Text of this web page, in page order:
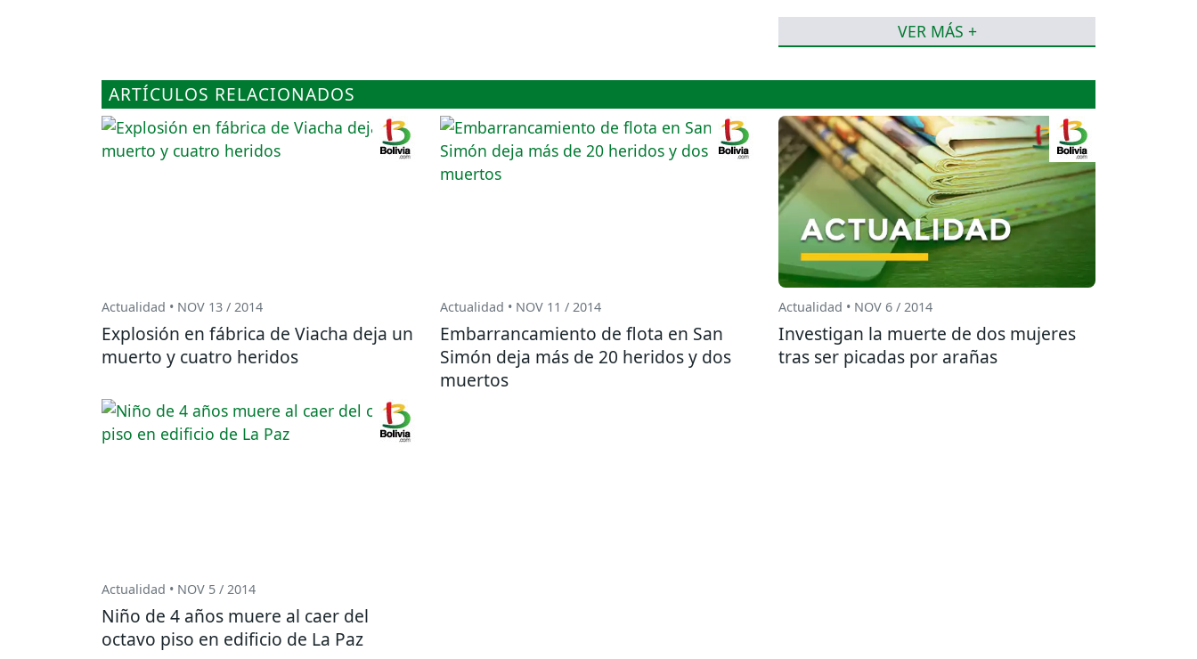
VER MÁS +
ARTÍCULOS RELACIONADOS
Actualidad • NOV 13 / 2014
Explosión en fábrica de Viacha deja un
muerto y cuatro heridos
Actualidad • NOV 11 / 2014
Embarrancamiento de flota en San
Simón deja más de 20 heridos y dos
muertos
Actualidad • NOV 6 / 2014
Investigan la muerte de dos mujeres
tras ser picadas por arañas
Actualidad • NOV 5 / 2014
Niño de 4 años muere al caer del
octavo piso en edificio de La Paz